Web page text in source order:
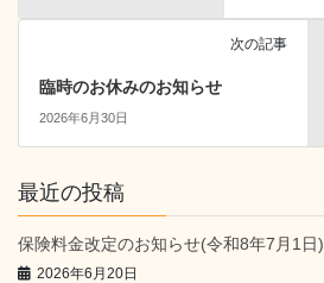
次の記事
臨時のお休みのお知らせ
2026年6月30日
最近の投稿
保険料金改定のお知らせ(令和8年7月1日)
2026年6月20日